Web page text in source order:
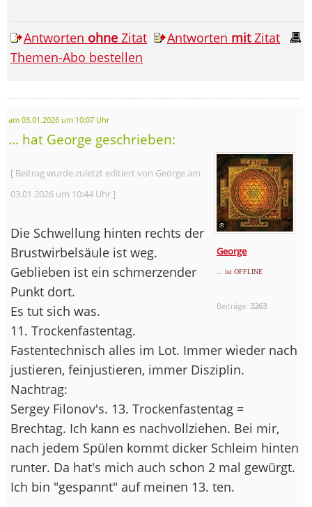
Antworten ohne Zitat Antworten mitZitat
Themen-Abo bestellen
am 03.01.2026 um 10:07 Uhr
... hat George geschrieben:
George
... ist OFFLINE
Beiträge:3263
[ Beitrag wurde zuletzt editiert von George am
03.01.2026 um 10:44 Uhr ]
Die Schwellung hinten rechts der
Brustwirbelsäule ist weg.
Geblieben ist ein schmerzender
Punkt dort.
Es tut sich was.
11. Trockenfastentag.
Fastentechnisch alles im Lot. Immer wieder nach
justieren, feinjustieren, immer Disziplin.
Nachtrag:
Sergey Filonov's. 13. Trockenfastentag =
Brechtag. Ich kann es nachvollziehen. Bei mir,
nach jedem Spülen kommt dicker Schleim hinten
runter. Da hat's mich auch schon 2 mal gewürgt.
Ich bin "gespannt" auf meinen 13. ten.